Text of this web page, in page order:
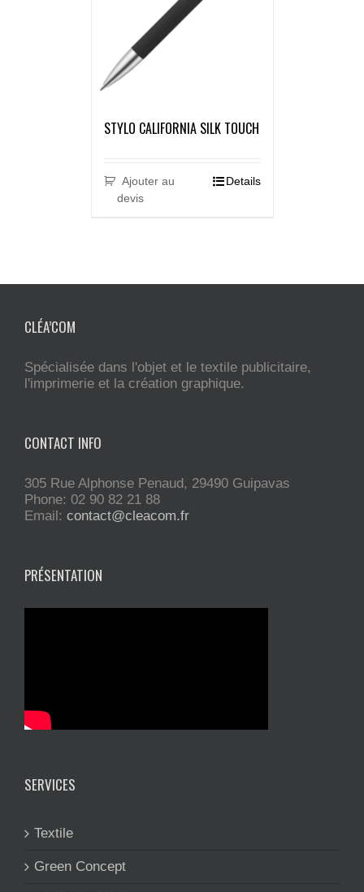
STYLO CALIFORNIA SILK TOUCH
Ajouter au
devis
Details
CLÉA’COM
Spécialisée dans l'objet et le textile publicitaire,
l'imprimerie et la création graphique.
CONTACT INFO
305 Rue Alphonse Penaud, 29490 Guipavas
Phone: 02 90 82 21 88
Email: contact@cleacom.fr
PRÉSENTATION
SERVICES
Textile
Green Concept